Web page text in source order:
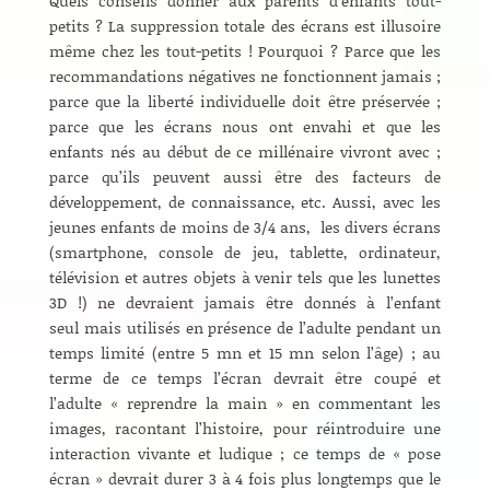
petits ? La suppression totale des écrans est illusoire
même chez les tout-petits ! Pourquoi ? Parce que les
recommandations négatives ne fonctionnent jamais ;
parce que la liberté individuelle doit être préservée ;
parce que les écrans nous ont envahi et que les
enfants nés au début de ce millénaire vivront avec ;
parce qu’ils peuvent aussi être des facteurs de
développement, de connaissance, etc. Aussi, avec les
jeunes enfants de moins de 3/4 ans, les divers écrans
(smartphone, console de jeu, tablette, ordinateur,
télévision et autres objets à venir tels que les lunettes
3D !) ne devraient jamais être donnés à l’enfant
seul mais utilisés en présence de l’adulte pendant un
temps limité (entre 5 mn et 15 mn selon l’âge) ; au
terme de ce temps l’écran devrait être coupé et
l’adulte « reprendre la main » en commentant les
images, racontant l’histoire, pour réintroduire une
interaction vivante et ludique ; ce temps de « pose
écran » devrait durer 3 à 4 fois plus longtemps que le